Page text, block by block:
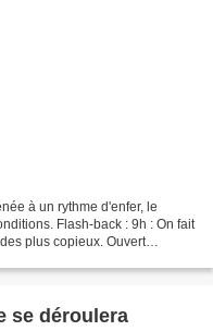
à un rythme d'enfer, le
Flash-back : 9h : On fait
plus copieux. Ouvert
se déroulera